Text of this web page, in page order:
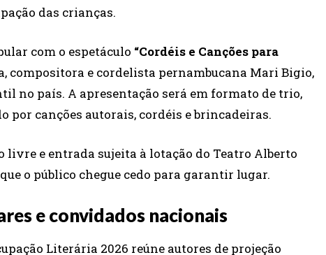
das crianças.
com o espetáculo “Cordéis e Canções para
compositora e cordelista pernambucana Mari Bigio,
no país. A apresentação será em formato de trio,
por canções autorais, cordéis e brincadeiras.
livre e entrada sujeita à lotação do Teatro Alberto
o público chegue cedo para garantir lugar.
e convidados nacionais
Literária 2026 reúne autores de projeção